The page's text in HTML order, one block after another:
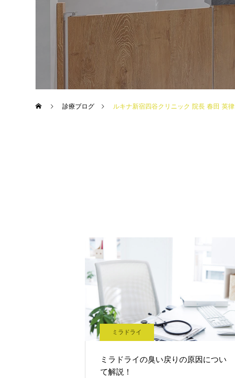
診療ブログ ルキナ新宿四谷クリニック 院長 春田 英律
ミラドライ
ミラドライの臭い戻りの原因につい
て解説！